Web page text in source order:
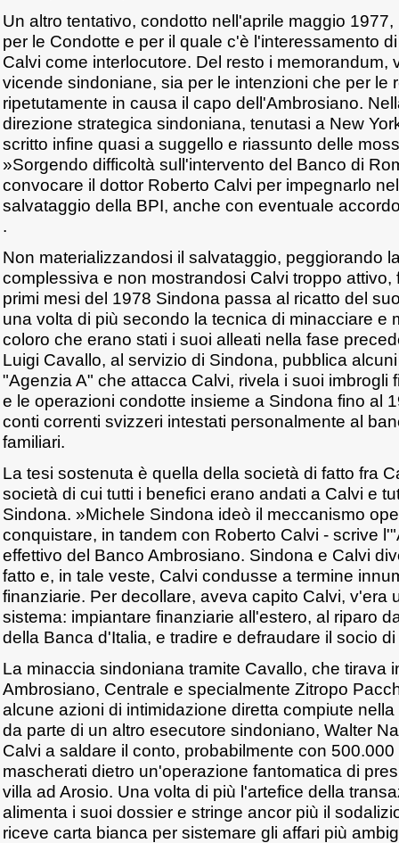
Un altro tentativo, condotto nell'aprile maggio
per le Condotte e per il quale c'è l'interessamento
Calvi come interlocutore. Del resto i memorandum,
vicende sindoniane, sia per le intenzioni che per le
ripetutamente in causa il capo dell'Ambrosiano.
direzione strategica sindoniana, tenutasi a New
scritto infine quasi a suggello e riassunto delle
»Sorgendo difficoltà sull'intervento del Banco di
convocare il dottor Roberto Calvi per impegnarlo
salvataggio della BPI, anche con eventuale
.
Non materializzandosi il salvataggio, peggiorando
complessiva e non mostrandosi Calvi troppo attivo,
primi mesi del 1978 Sindona passa al ricatto del
una volta di più secondo la tecnica di minacciare e
coloro che erano stati i suoi alleati nella fase
Luigi Cavallo, al servizio di Sindona, pubblica
"Agenzia A" che attacca Calvi, rivela i suoi imbrogli
e le operazioni condotte insieme a Sindona fino al
conti correnti svizzeri intestati personalmente al
familiari.
La tesi sostenuta è quella della società di fatto fra
società di cui tutti i benefici erano andati a Calvi e
Sindona. »Michele Sindona ideò il meccanismo
conquistare, in tandem con Roberto Calvi - scrive
effettivo del Banco Ambrosiano. Sindona e Calvi
fatto e, in tale veste, Calvi condusse a termine
finanziarie. Per decollare, aveva capito Calvi, v'era
sistema: impiantare finanziarie all'estero, al riparo
della Banca d'Italia, e tradire e defraudare il socio
La minaccia sindoniana tramite Cavallo, che tirava
Ambrosiano, Centrale e specialmente Zitropo
alcune azioni di intimidazione diretta compiute
da parte di un altro esecutore sindoniano, Walter
Calvi a saldare il conto, probabilmente con
mascherati dietro un'operazione fantomatica di
villa ad Arosio. Una volta di più l'artefice della
alimenta i suoi dossier e stringe ancor più il
riceve carta bianca per sistemare gli affari più